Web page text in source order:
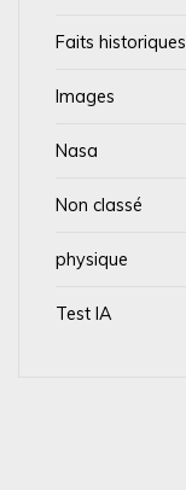
Faits historiques
Images
Nasa
Non classé
physique
Test IA